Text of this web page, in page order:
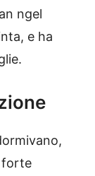
ngel
e ha
forte